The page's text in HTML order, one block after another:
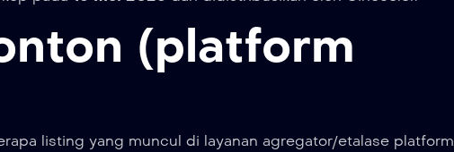
(platform
listing yang muncul di layanan agregator/etalase platform